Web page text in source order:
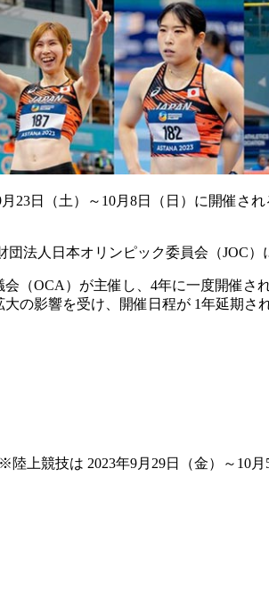
23日（土）～10月8日（日）に開催さ
法人日本オリンピック委員会（JOC
（OCA）が主催し、4年に一度開催
の影響を受け、開催日程が 1年延期さ
上競技は 2023年9月29日（金）～10月